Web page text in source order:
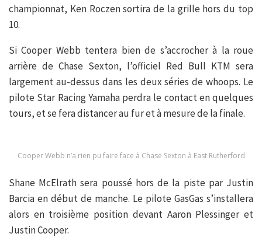
championnat, Ken Roczen sortira de la grille hors du top
10.
Si Cooper Webb tentera bien de s’accrocher à la roue
arrière de Chase Sexton, l’officiel Red Bull KTM sera
largement au-dessus dans les deux séries de whoops. Le
pilote Star Racing Yamaha perdra le contact en quelques
tours, et se fera distancer au fur et à mesure de la finale.
Cooper Webb n’a rien pu faire face à Chase Sexton à East Rutherford
Shane McElrath sera poussé hors de la piste par Justin
Barcia en début de manche. Le pilote GasGas s’installera
alors en troisième position devant Aaron Plessinger et
Justin Cooper.